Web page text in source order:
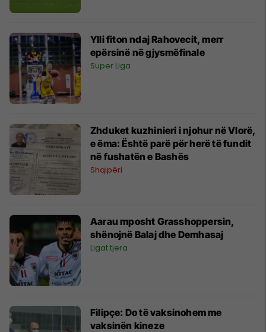
Ylli fiton ndaj Rahovecit, merr
epërsinë në gjysmëfinale
Super Liga
Zhduket kuzhinieri i njohur në Vlorë,
e ëma: Është parë për herë të fundit
në fushatën e Bashës
Shqipëri
Aarau mposht Grasshoppersin,
shënojnë Balaj dhe Demhasaj
Ligat tjera
Filipçe: Do të vaksinohem me
vaksinën kineze